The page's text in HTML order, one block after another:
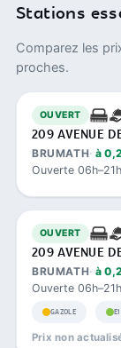
Stations
Comparez les
proches.
OUVERT
209 AVENUE
BRUMATH à
Ouverte 06h–21h
OUVERT
209 AVENUE
BRUMATH à
Ouverte 06h–21h
GAZOLE
Prix non